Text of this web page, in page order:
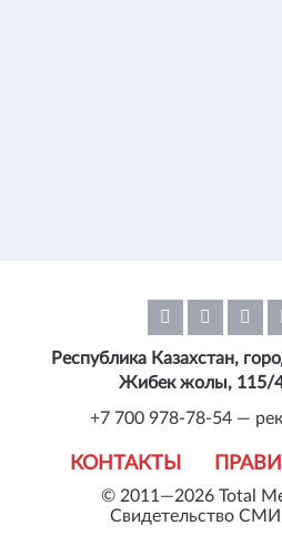
© 2011—2026 Total
Свидетельство
КОНТАКТЫ
Республика Казахстан,
Жибек жолы, 115/
+7 700 978-78-54 —